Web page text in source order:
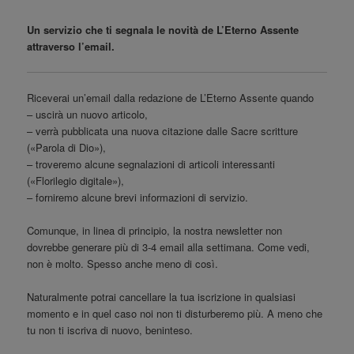
Un servizio che ti segnala le novità de L’Eterno Assente
attraverso l’email.
Riceverai un’email dalla redazione de L’Eterno Assente quando
– uscirà un nuovo articolo,
– verrà pubblicata una nuova citazione dalle Sacre scritture
(«Parola di Dio»),
– troveremo alcune segnalazioni di articoli interessanti
(«Florilegio digitale»),
– forniremo alcune brevi informazioni di servizio.
Comunque, in linea di principio, la nostra newsletter non
dovrebbe generare più di 3-4 email alla settimana. Come vedi,
non è molto. Spesso anche meno di così.
Naturalmente potrai cancellare la tua iscrizione in qualsiasi
momento e in quel caso noi non ti disturberemo più. A meno che
tu non ti iscriva di nuovo, beninteso.